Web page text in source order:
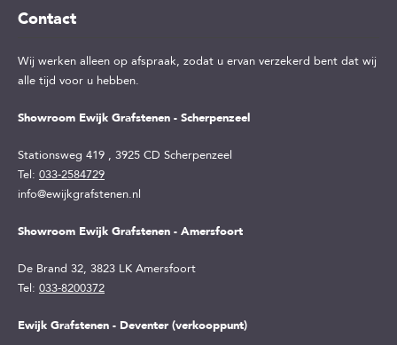
Contact
Wij werken alleen op afspraak, zodat u ervan verzekerd bent dat wij
alle tijd voor u hebben.
Showroom Ewijk Grafstenen - Scherpenzeel
Stationsweg 419 , 3925 CD Scherpenzeel
Tel: 033-2584729
info@ewijkgrafstenen.nl
Showroom Ewijk Grafstenen - Amersfoort
De Brand 32, 3823 LK Amersfoort
Tel: 033-8200372
Ewijk Grafstenen - Deventer (verkooppunt)